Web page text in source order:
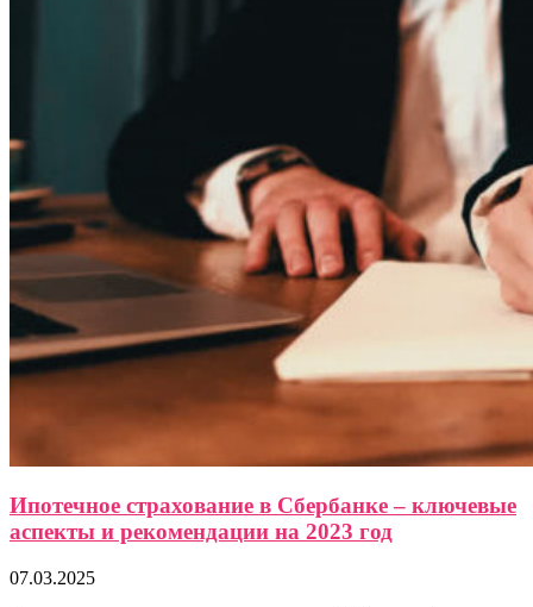
Ипотечное страхование в Сбербанке – ключевые
аспекты и рекомендации на 2023 год
07.03.2025